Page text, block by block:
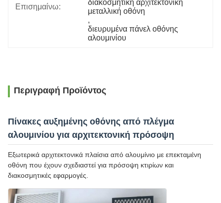
Επισημαίνω:
διακοσμητική αρχιτεκτονική
μεταλλική οθόνη
,
διευρυμένα πάνελ οθόνης
αλουμινίου
Περιγραφή Προϊόντος
Πίνακες αυξημένης οθόνης από πλέγμα
αλουμινίου για αρχιτεκτονική πρόσοψη
Εξωτερικά αρχιτεκτονικά πλαίσια από αλουμίνιο με επεκταμένη
οθόνη που έχουν σχεδιαστεί για πρόσοψη κτιρίων και
διακοσμητικές εφαρμογές.